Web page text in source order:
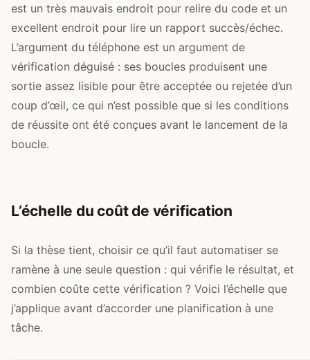
est un très mauvais endroit pour relire du code et un
excellent endroit pour lire un rapport succès/échec.
L’argument du téléphone est un argument de
vérification déguisé : ses boucles produisent une
sortie assez lisible pour être acceptée ou rejetée d’un
coup d’œil, ce qui n’est possible que si les conditions
de réussite ont été conçues avant le lancement de la
boucle.
L’échelle du coût de vérification
Si la thèse tient, choisir ce qu’il faut automatiser se
ramène à une seule question : qui vérifie le résultat, et
combien coûte cette vérification ? Voici l’échelle que
j’applique avant d’accorder une planification à une
tâche.